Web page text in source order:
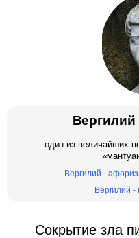
один из величайших
Вергилий -
Вергилий -
Сокрытие зла